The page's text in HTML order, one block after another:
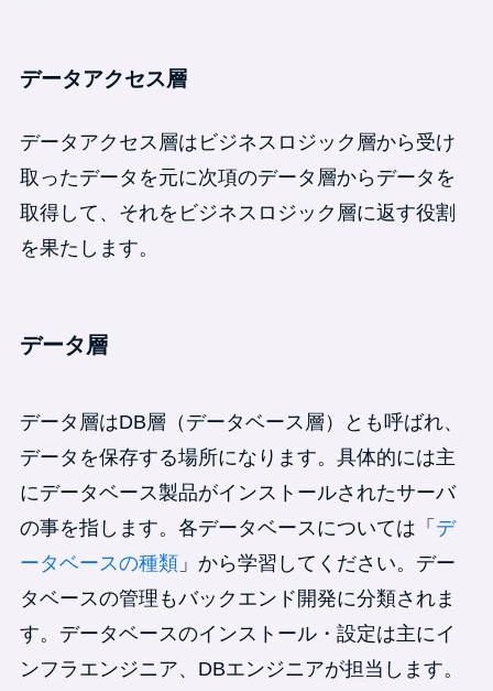
データアクセス層
データアクセス層はビジネスロジック層から受け
取ったデータを元に次項のデータ層からデータを
取得して、それをビジネスロジック層に返す役割
を果たします。
データ層
データ層はDB層（データベース層）とも呼ばれ、
データを保存する場所になります。具体的には主
にデータベース製品がインストールされたサーバ
の事を指します。各データベースについては「 デ
ータベースの種類」から学習してください。デー
タベースの管理もバックエンド開発に分類されま
す。データベースのインストール・設定は主にイ
ンフラエンジニア、DBエンジニアが担当します。